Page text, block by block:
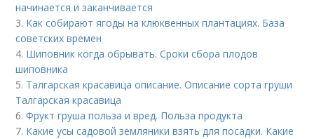
начинается и заканчивается
3. Как собирают ягоды на клюквенных плантациях. База
советских времен
4. Шиповник когда обрывать. Сроки сбора плодов
шиповника
5. Талгарская красавица описание. Описание сорта груши
Талгарская красавица
6.Фрукт груша польза и вред. Польза продукта
7. Какие усы садовой земляники взять для посадки. Какие